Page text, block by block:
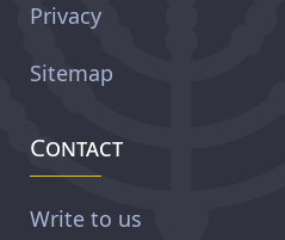
Privacy
Sitemap
Contact
Write to us